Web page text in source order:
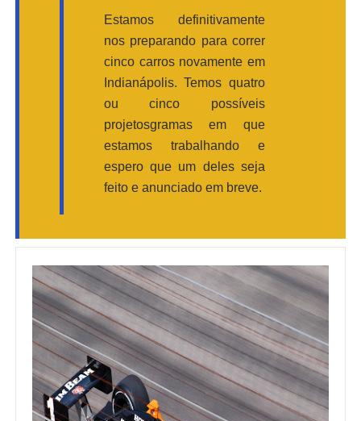
Estamos definitivamente
nos preparando para correr
cinco carros novamente em
Indianápolis. Temos quatro
ou cinco possíveis
projetosgramas em que
estamos trabalhando e
espero que um deles seja
feito e anunciado em breve.